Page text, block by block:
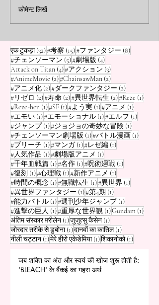
हैं, लेकिन वह कौन सा किरदार है जिसे
है। वह जीन किर्स्टीन (Je
कोमेन्ट लिखें
एक टुकड़ा (32)32 पोस्ट
#考察 (15)15 पोस्ट
#ファンタジー (8)8 पोस्ट
#チェンソーマン (5)5 पोस्ट
#劇場版 (4)4 पोस्ट
Attack on Titan (4)4 पोस्ट
#アクション (3)3 पोस्ट
#AnimeMovie (2)2 पोस्ट
#ChainsawMan (2)2 पोस्ट
#アニメ化 (2)2 पोस्ट
#ダークファンタジー (2)2 पोस्ट
#リゼロ (2)2 पोस्ट
#寿命 (2)2 पोस्ट
#異世界転生 (2)2 पोस्ट
#Reze (1)1 पोस्ट
#Reze-hen (1)1 पोस्ट
#SF (1)1 पोस्ट
#よう実 (1)1 पोस्ट
#アニメ (1)1 पोस्ट
#エモい (1)1 पोस्ट
#エモーショナル (1)1 पोस्ट
#エルフ (1)1 पोस्ट
#ジャンプ (1)1 पोस्ट
#ジョジョの奇妙な冒険 (1)1 पोस्ट
#チェンソーマン劇場版 (1)1 पोस्ट
#バトル漫画 (1)1 पोस्ट
#ブリーチ (1)1 पोस्ट
#マンガ (1)1 पोस्ट
#レゼ編 (1)1 पोस्ट
#人気作品 (1)1 पोस्ट
#劇場版アニメ (1)1 पोस्ट
#千年血戦篇 (1)1 पोस्ट
#名作 (1)1 पोस्ट
#呪術廻戦 (1)1 पोस्ट
#復刻 (1)1 पोस्ट
#心理戦 (1)1 पोस्ट
#新作アニメ (1)1 पोस्ट
#時間の概念 (1)1 पोस्ट
#無職転生 (1)1 पोस्ट
#異世界 (1)1 पोस्ट
#異世界ファンタジー (1)1 पोस्ट
#第4期 (1)1 पोस्ट
#能力バトル (1)1 पोस्ट
#週刊少年ジャンプ (1)1 पोस्ट
#進撃の巨人 (1)1 पोस्ट
#重厚な世界観 (1)1 पोस्ट
Gundam (1)1 पोस्ट
अंतिम संस्कार फ़्रीलेन (1)1 पोस्ट
जुजुत्सु कैसेन (1)1 पोस्ट
जोरदार तरीके से डुबोना (1)1 पोस्ट
दानवों का कातिल (1)1 पोस्ट
नीली चट्टान (1)1 पोस्ट
मेरे हीरो एकेडेमिया (1)1 पोस्ट
शिकानोको (1)1 पोस्ट
जब शक्ति का अंत और स्वयं की खोज शुरू होती है:
'BLEACH' के बैंकई का गहरा अर्थ